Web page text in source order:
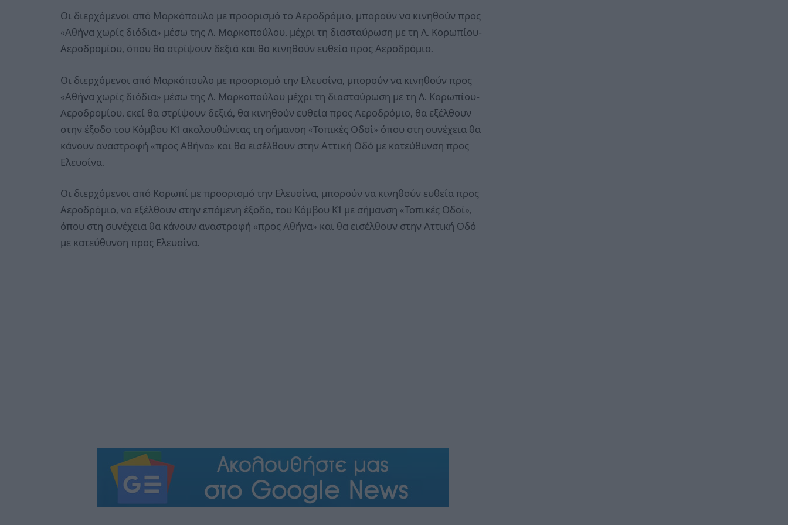
Οι διερχόμενοι από Μαρκόπουλο με προορισμό το Αεροδρόμιο, μπορούν να κινηθούν προς
«Αθήνα χωρίς διόδια» μέσω της Λ. Μαρκοπούλου, μέχρι τη διασταύρωση με τη Λ. Κορωπίου-
Αεροδρομίου, όπου θα στρίψουν δεξιά και θα κινηθούν ευθεία προς Αεροδρόμιο.
Οι διερχόμενοι από Μαρκόπουλο με προορισμό την Ελευσίνα, μπορούν να κινηθούν προς
«Αθήνα χωρίς διόδια» μέσω της Λ. Μαρκοπούλου μέχρι τη διασταύρωση με τη Λ. Κορωπίου-
Αεροδρομίου, εκεί θα στρίψουν δεξιά, θα κινηθούν ευθεία προς Αεροδρόμιο, θα εξέλθουν
στην έξοδο του Κόμβου Κ1 ακολουθώντας τη σήμανση «Τοπικές Οδοί» όπου στη συνέχεια θα
κάνουν αναστροφή «προς Αθήνα» και θα εισέλθουν στην Αττική Οδό με κατεύθυνση προς
Ελευσίνα.
Οι διερχόμενοι από Κορωπί με προορισμό την Ελευσίνα, μπορούν να κινηθούν ευθεία προς
Αεροδρόμιο, να εξέλθουν στην επόμενη έξοδο, του Κόμβου Κ1 με σήμανση «Τοπικές Οδοί»,
όπου στη συνέχεια θα κάνουν αναστροφή «προς Αθήνα» και θα εισέλθουν στην Αττική Οδό
με κατεύθυνση προς Ελευσίνα.